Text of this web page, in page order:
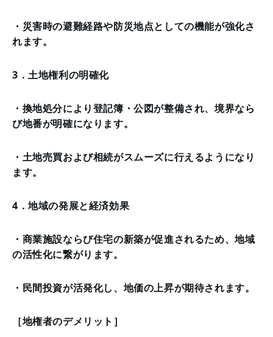
・災害時の避難経路や防災地点としての機能が強化さ
れます。
3．土地権利の明確化
・換地処分により登記簿・公図が整備され、境界なら
び地番が明確になります。
・土地売買および相続がスムーズに行えるようになり
ます。
4．地域の発展と経済効果
・商業施設ならび住宅の新築が促進されるため、地域
の活性化に繋がります。
・民間投資が活発化し、地価の上昇が期待されます。
［地権者のデメリット］